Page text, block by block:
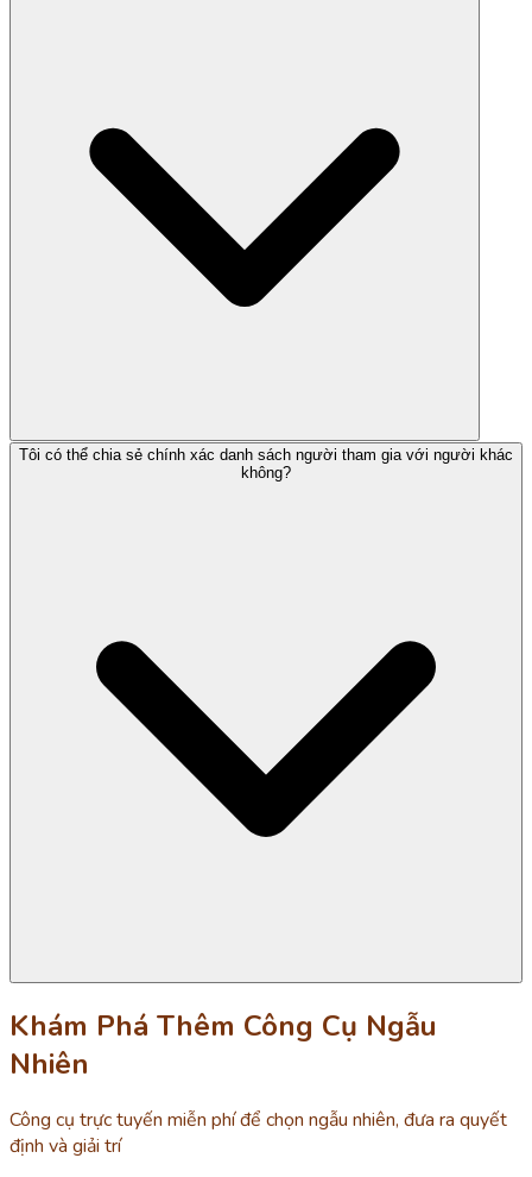
Tôi có thể chia sẻ chính xác danh sách người tham gia với người khác
không?
Khám Phá Thêm Công Cụ Ngẫu
Nhiên
Công cụ trực tuyến miễn phí để chọn ngẫu nhiên, đưa ra quyết
định và giải trí